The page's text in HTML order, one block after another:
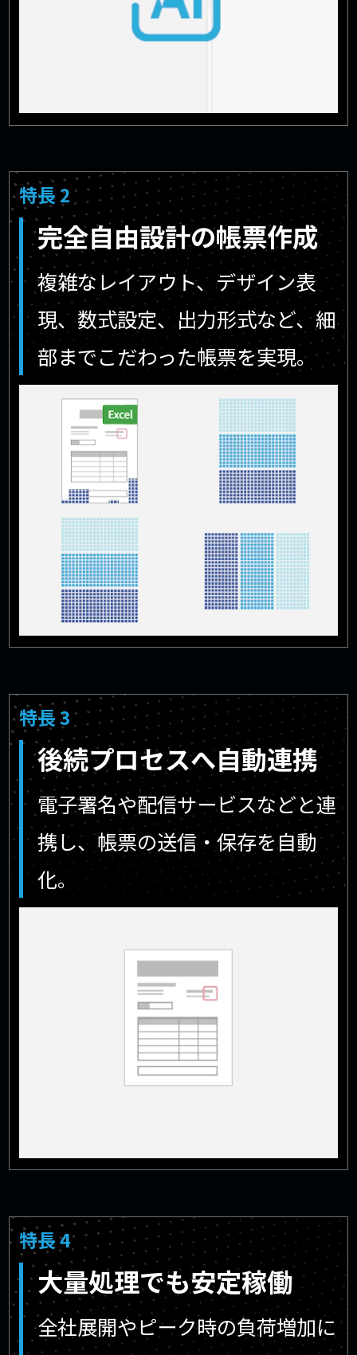
特長 2
完全自由設計の帳票作成
複雑なレイアウト、デザイン表
現、数式設定、出力形式など、細
部までこだわった帳票を実現。
特長 3
後続プロセスへ自動連携
電子署名や配信サービスなどと連
携し、帳票の送信・保存を自動
化。
特長 4
大量処理でも安定稼働
全社展開やピーク時の負荷増加に